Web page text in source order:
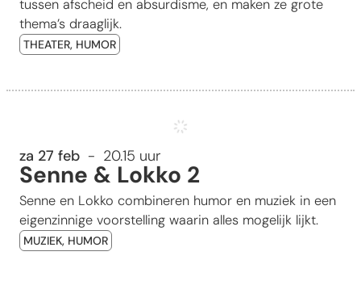
tussen afscheid en absurdisme, en maken ze grote
thema’s draaglijk.
THEATER, HUMOR
za 27 feb 20.15 uur
Senne & Lokko 2
Senne en Lokko combineren humor en muziek in een
eigenzinnige voorstelling waarin alles mogelijk lijkt.
MUZIEK, HUMOR